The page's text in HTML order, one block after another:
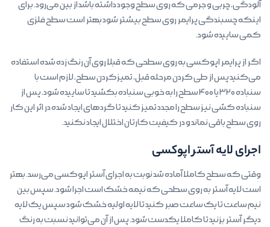
آلودگی، چربی و جرمی که روی سطح وجود داشته باشد از بین می‌رود. برای
اینکه چسبندگی پرایمر روی سطح بیشتر شود بهتر است سطح فلزی
کمی ساییده شود.
اگر از پرایمر اپوکسی به روی سطحی که قبلا روی آن رنگ زده شده استفاده
می‌کنید پس از طی کردن مرحله قبل، تمیزکردن سطح، لازم است با
سنباده ۳۲۰ یا ۴۰۰ سطح را به خوبی سنباده بکشید تا ساییده شود. پس از
سنباده کشی نیز سطح را مجدد تمیز کنید تا گردهای ایجاد شده در اثر این کار
روی سطح باقی نماند و در کیفیت کارتان اختلال ایجاد نکنید.
اجرای لایه آستر اپوکسی
وقتی که سطح کاملا آماده شد نوبت به اجرای آستر اپوکسی می‌رسد. بهتر
است لایه آستر به روی سطحی که نیمه خشک است اجرا شود. سپس بین
نیم ساعت تا یک ساعت صبر کنید تا لایه اولیه خشک شود سپس یک لایه
دیگر آستر بزنید تا کاملا یکدست شود. پس از آن می‌توانید نسبت به رنگ